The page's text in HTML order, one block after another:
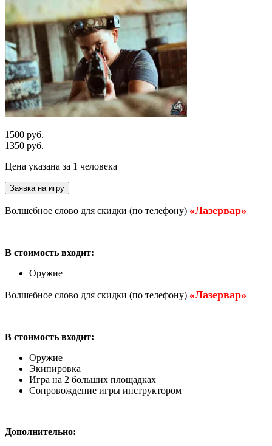
1500 руб.
1350 руб.
Цена указана за 1 человека
Заявка на игру
Волшебное слово для скидки (по телефону) «Лазервар»
В стоимость входит:
Оружие
Волшебное слово для скидки (по телефону) «Лазервар»
В стоимость входит:
Оружие
Экипировка
Игра на 2 больших площадках
Сопровождение игры инструктором
Дополнительно: